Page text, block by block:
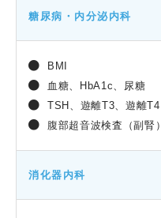
糖尿病・内分泌内科
BMI
血糖、HbA1c、尿糖
TSH、遊離T3、遊離T4
腹部超音波検査（副腎）
消化器内科